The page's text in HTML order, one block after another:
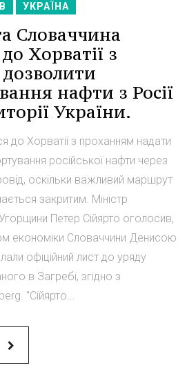
УКРАЇНА
Словаччина
Хорватії з
нафти з Росії
України.
до Хорватії з проханням надати
російської нафти через
оскільки важливий маршрут
закритим. Міністр
Петер Сійярто оголосив,
економіки Словаччини Денисою
офіційний лист до уряду
в Загребі, згідно з
"Сійярто...